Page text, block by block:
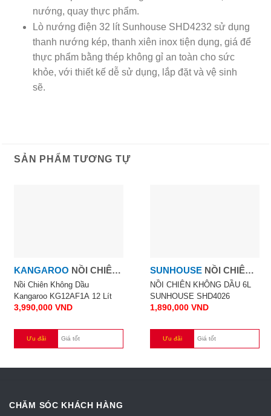
nướng, quay thực phẩm.
Lò nướng điện 32 lít Sunhouse SHD4232 sử dụng
thanh nướng kép, thanh xiên inox tiện dụng, giá để
thực phẩm bằng thép không gỉ an toàn cho sức
khỏe, với thiết kế dễ sử dụng, lắp đặt và vệ sinh
sẽ.
SẢN PHẨM TƯƠNG TỰ
KANGAROO NỒI CHIÊN
KHÔNG DẦU
KANGAROO KG12AF1A
12 LÍT
Nồi Chiên Không Dầu
Kangaroo KG12AF1A 12 Lít
3,990,000 VND
Ưu đãi Giá tốt
SUNHOUSE NỒI CHIÊN
KHÔNG DẦU 6L
SUNHOUSE SHD4026
NỒI CHIÊN KHÔNG DẦU 6L
SUNHOUSE SHD4026
1,890,000 VND
Ưu đãi Giá tốt
CHĂM SÓC KHÁCH HÀNG